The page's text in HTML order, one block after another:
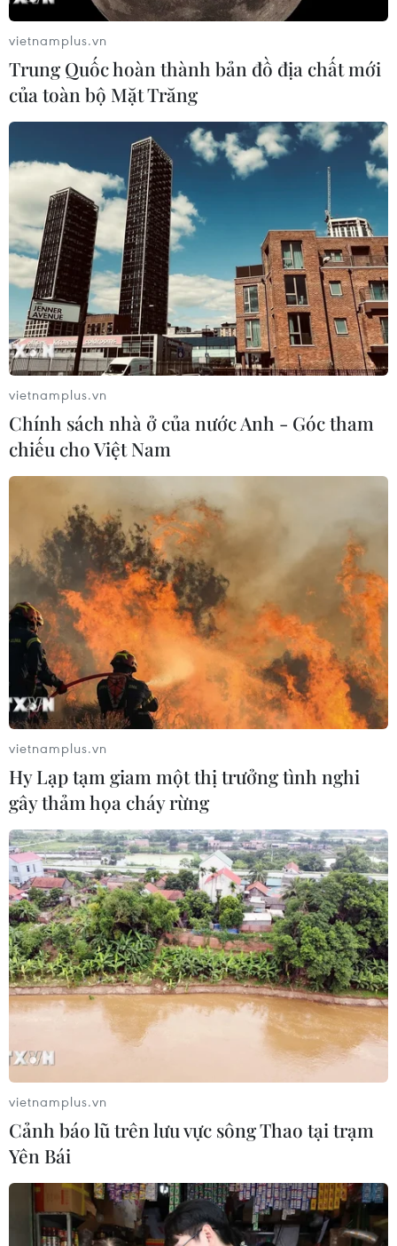
TIN CÙNG CHUYÊN MỤC
vietnamplus.vn
Trung Quốc hoàn thành bản đồ địa chất mới
của toàn bộ Mặt Trăng
vietnamplus.vn
Chính sách nhà ở của nước Anh - Góc tham
chiếu cho Việt Nam
vietnamplus.vn
Hy Lạp tạm giam một thị trưởng tình nghi
gây thảm họa cháy rừng
vietnamplus.vn
Cảnh báo lũ trên lưu vực sông Thao tại trạm
Yên Bái